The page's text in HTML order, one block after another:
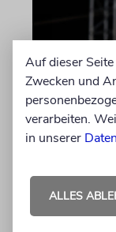
Auf dieser
Zwecken und
verarbeiten.
in unserer
ALLES